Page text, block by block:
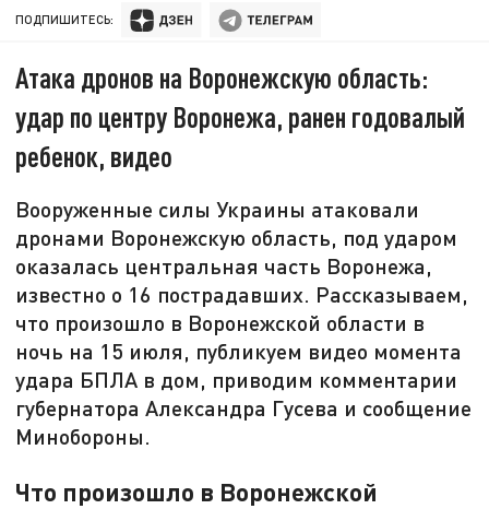
ПОДПИШИТЕСЬ:
Атака дронов на Воронежскую область:
удар по центру Воронежа, ранен годовалый
ребенок, видео
Вооруженные силы Украины атаковали
дронами Воронежскую область, под ударом
оказалась центральная часть Воронежа,
известно о 16 пострадавших. Рассказываем,
что произошло в Воронежской области в
ночь на 15 июля, публикуем видео момента
удара БПЛА в дом, приводим комментарии
губернатора Александра Гусева и сообщение
Минобороны.
Что произошло в Воронежской